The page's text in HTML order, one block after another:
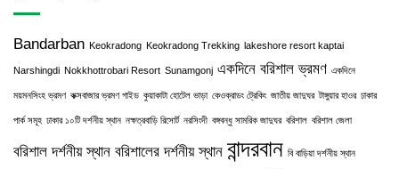
Bandarban Keokradong Keokradong Trekking lakeshore resort kaptai
Narshingdi Nokkhottrobari Resort Sunamgonj একদিনে বরিশাল ভ্রমণ একদিনে
ময়মনসিংহ ভ্রমণ কক্সবাজার ভ্রমণ গাইড কুয়াকাটা হোটেল ভাড়া কেওক্রাডং ট্রেকিং জাতীয় জাদুঘর টাঙ্গুয়ার হাওর ঢাকার
পার্ক সমূহ ঢাকার ১০টি দর্শনীয় স্থান নক্ষত্রবাড়ি রিসোর্ট নরসিংদী বঙ্গবন্ধু সামরিক জাদুঘর বরিশাল বরিশাল জেলা
বরিশাল দর্শনীয় স্থান বরিশালের দর্শনীয় স্থান বান্দরবান বি বাড়িয়া দর্শনীয় স্থান